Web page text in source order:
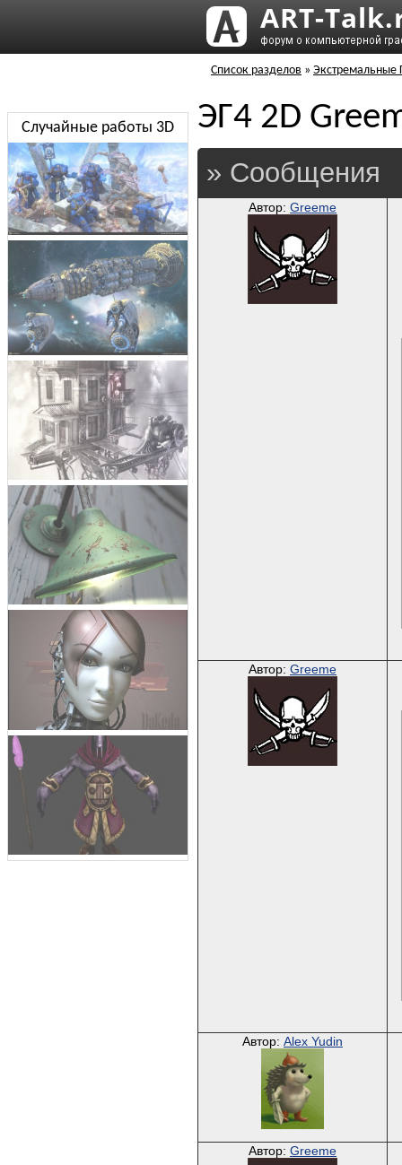
Список разделов » Экстремальные
ЭГ4 2D
» Сообщения
Автор: Greeme
Автор: Greeme
Автор: Alex Yudin
Автор: Greeme
Случайные работы 3D